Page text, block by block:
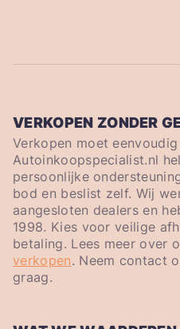
VERKOPEN ZONDER
Verkopen moet
Autoinkoopspecialist.nl
persoonlijke
bod en beslist zelf. Wij
aangesloten dealers en
1998. Kies voor veilige
betaling. Lees meer over
verkopen. Neem contact
graag.